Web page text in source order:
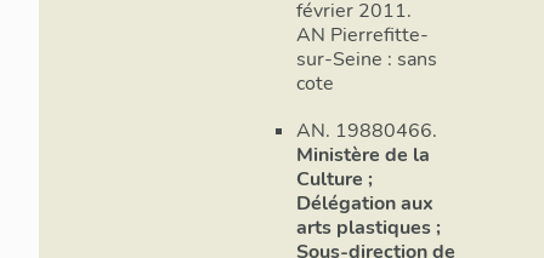
ou étant
est abrogé par
de passation
satisfaire à
champ est
faisant appel à
février 2011.
AN Pierrefitte-
sur-Seine : sans
cote
AN. 19880466.
Ministère de la
Culture ;
Délégation aux
arts plastiques ;
Sous-direction de